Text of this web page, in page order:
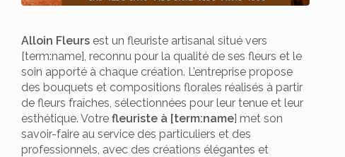
Alloin Fleurs est un fleuriste artisanal situé vers
[term:name], reconnu pour la qualité de ses fleurs et le
soin apporté à chaque création. L’entreprise propose
des bouquets et compositions florales réalisés à partir
de fleurs fraîches, sélectionnées pour leur tenue et leur
esthétique. Votre fleuriste à [term:name] met son
savoir-faire au service des particuliers et des
professionnels, avec des créations élégantes et